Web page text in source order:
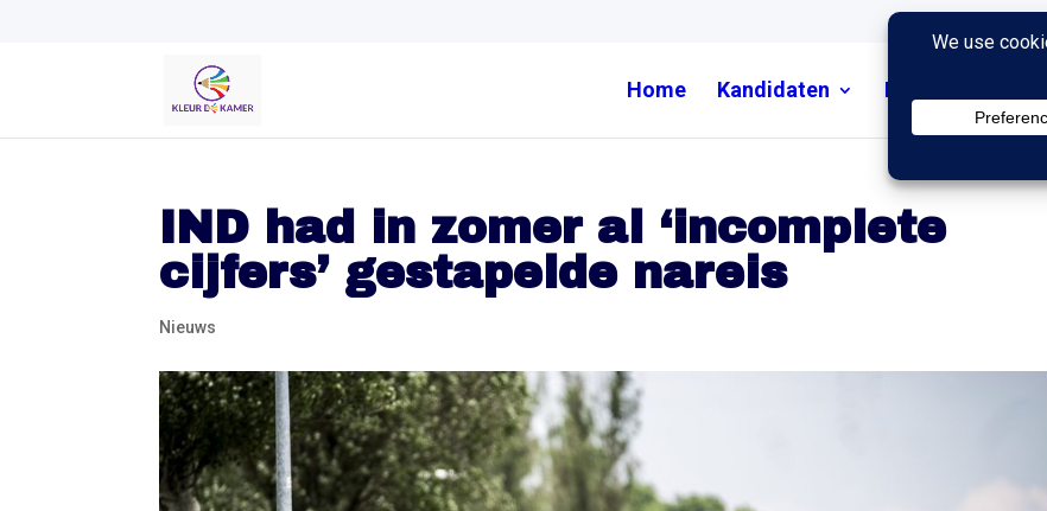
Home Kandidaten Nieuws
IND had in zomer al ‘incomplete
cijfers’ gestapelde nareis
Nieuws